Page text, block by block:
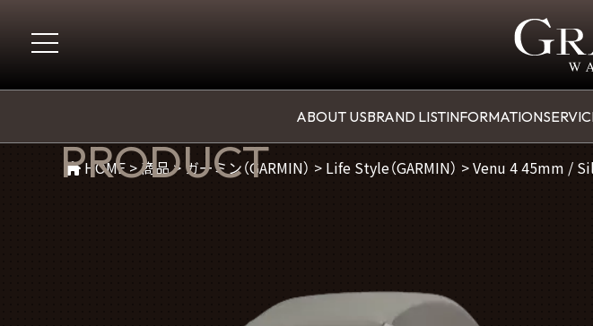
ABOUT USBRAND LISTINFORMATION
PRODUCT
HOME>商品> ガーミン（GARMIN） > Life Style（GARMIN） >Venu 4 45mm /